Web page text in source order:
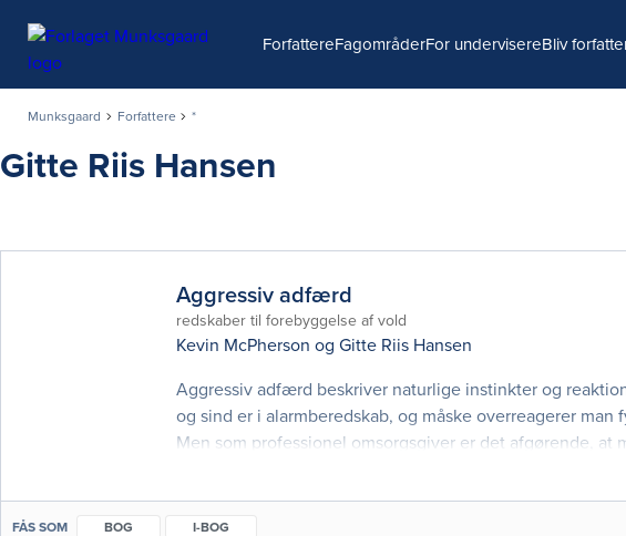
ForfattereFagområderFor undervisereBliv
Munksgaard Forfattere *
Gitte Riis Hansen
Aggressiv adfærd
redskaber til forebyggelse af vold
Kevin McPherson og Gitte Riis Hansen
Aggressiv adfærd beskriver naturlige instinkter og
og sind er i alarmberedskab, og måske overreagerer
Men som professionel omsorgsgiver er det afgørende, at
FÅS SOM BOG I-BOG